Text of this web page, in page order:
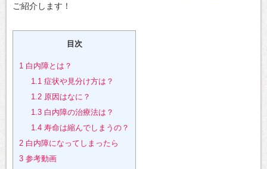
ご紹介します！
目次
1 白内障とは？
1.1症状や見分け方は？
1.2原因はなに？
1.3白内障の治療法は？
1.4寿命は縮んでしまうの？
2 白内障になってしまったら
3 参考動画